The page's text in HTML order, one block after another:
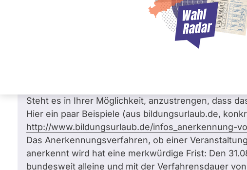
Frage an Johannes Remmel vonHeinz H.
ich wende mich an Sie zum Thema
zur Freistellung von Arbeitnehmern zum Zwecke
Steht es in Ihrer Möglichkeit, anzustrengen, dass
Hier ein paar Beispiele (aus bildungsurlaub.de,
http://www.bildungsurlaub.de/infos_anerkennung-
Das Anerkennungsverfahren, ob einer
anerkennt wird hat eine merkwürdige Frist: Den
bundesweit alleine und mit der Verfahrensdauer